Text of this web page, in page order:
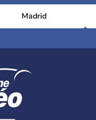
Madrid